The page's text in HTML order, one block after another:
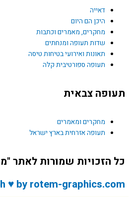
דאייה
היכן הם היום
מחקרים, מאמרים וכתבות
שדות תעופה ומנחתים
תאונות ואירועי בטיחות טיסה
תעופה ספורטיבית קלה
צבאית
מחקרים ומאמרים
תעופה אזרחית בארץ ישראל
הזכויות שמורות לאתר
with ♥ by rotem-